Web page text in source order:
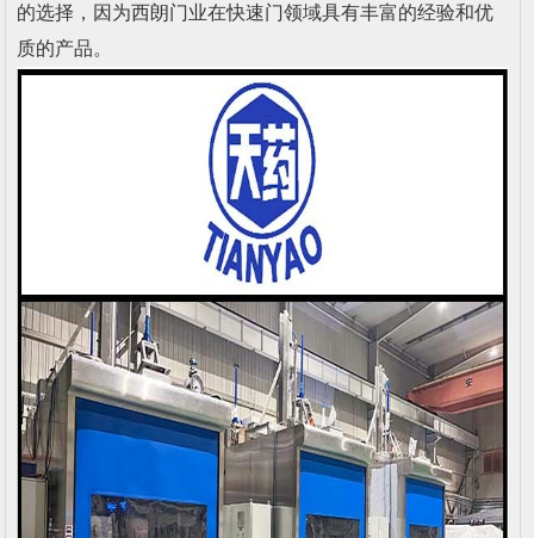
的选择，因为西朗门业在快速门领域具有丰富的经验和优
质的产品。